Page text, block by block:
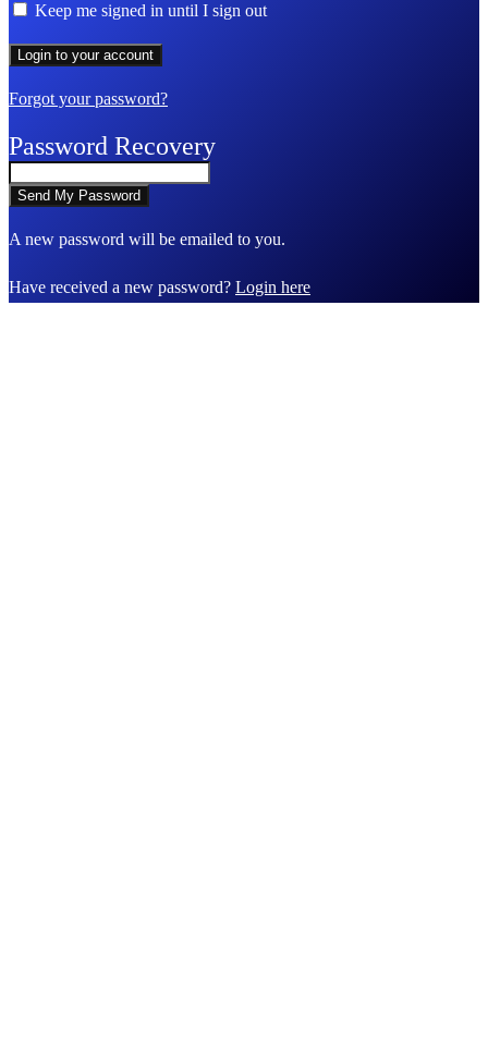
Keep me signed in until I sign out
Forgot your password?
Password Recovery
A new password will be emailed to you.
Have received a new password? Login here